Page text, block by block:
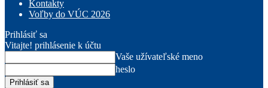
Kontakty
Voľby do VÚC 2026
Prihlásiť sa
Vitajte! prihlásenie k účtu
Vaše užívateľské meno
heslo